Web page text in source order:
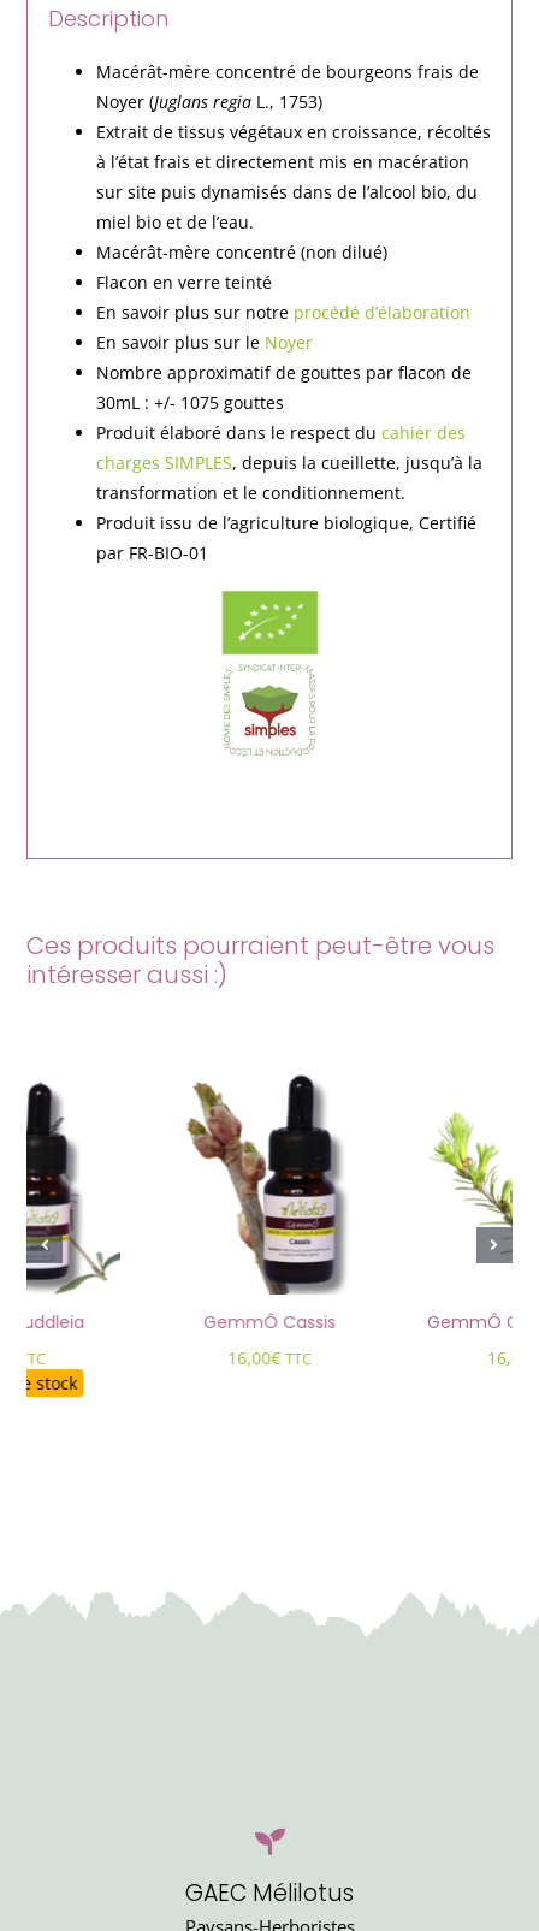
Description
Macérât-mère concentré de bourgeons frais de
Noyer (Juglans regiaL., 1753)
Extrait de tissus végétaux en croissance, récoltés
à l’état frais et directement mis en macération
sur site puis dynamisés dans de l’alcool bio, du
miel bio et de l’eau.
Macérât-mère concentré (non dilué)
Flacon en verre teinté
En savoir plus sur notre procédé d’élaboration
En savoir plus sur le Noyer
Nombre approximatif de gouttes par flacon de
30mL : +/- 1075 gouttes
Produit élaboré dans le respect du cahier des
charges SIMPLES, depuis la cueillette, jusqu’à la
transformation et le conditionnement.
Produit issu de l’agriculture biologique, Certifié
par FR-BIO-01
Ces produits pourraient peut-être vous
intéresser aussi :)
Buddleia
TTC
de stock
GemmÔ Cassis
16,00€ TTC
GemmÔ
16,00
GAEC Mélilotus
Paysans-Herboristes